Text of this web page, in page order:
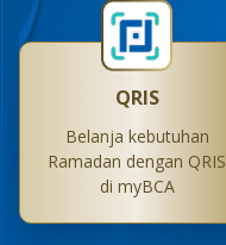
QRIS
Belanja kebutuhan
Ramadan dengan QRIS
di myBCA